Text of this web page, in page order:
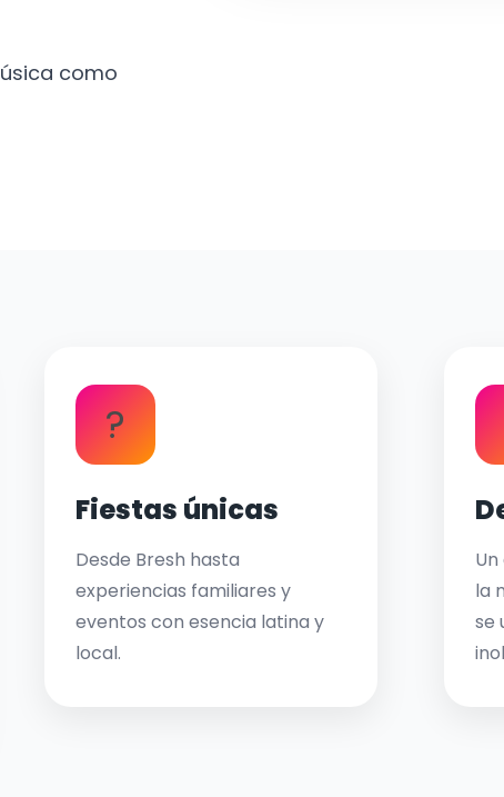
como
?
Fiestas únicas
Desde Bresh hasta
experiencias familiares y
eventos con esencia latina y
local.
la
se